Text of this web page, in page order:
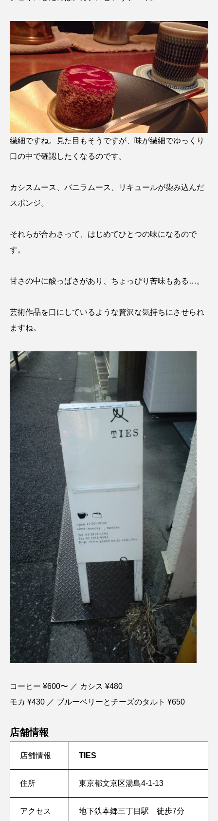
繊細ですね。見た目もそうですが、味が繊細でゆっくり
口の中で確認したくなるのです。
カシスムース、バニラムース、リキュールが染み込んだ
スポンジ。
それらが合わさって、はじめてひとつの味になるので
す。
甘さの中に酸っぱさがあり、ちょっぴり苦味もある…。
芸術作品を口にしているような贅沢な気持ちにさせられ
ますね。
コーヒー ¥600〜 ／ カシス ¥480
モカ ¥430 ／ ブルーベリーとチーズのタルト ¥650
店舗情報
店舗情報 TIES
住所 東京都文京区湯島4-1-13
アクセス
地下鉄本郷三丁目駅 徒歩7分